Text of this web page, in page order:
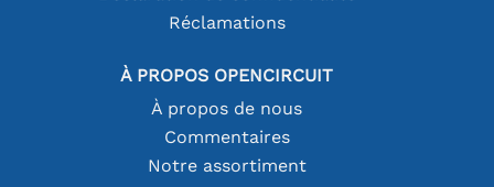
Réclamations
À PROPOS OPENCIRCUIT
À propos de nous
Commentaires
Notre assortiment